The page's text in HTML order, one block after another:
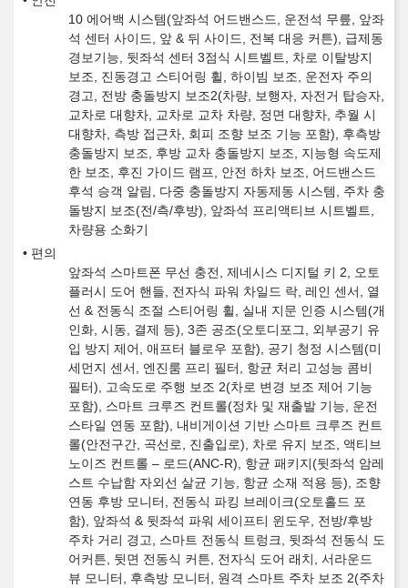
10 에어백 시스템(앞좌석 어드밴스드, 운전석 무릎, 앞좌
석 센터 사이드, 앞 & 뒤 사이드, 전복 대응 커튼), 급제동
경보기능, 뒷좌석 센터 3점식 시트벨트, 차로 이탈방지
보조, 진동경고 스티어링 휠, 하이빔 보조, 운전자 주의
경고, 전방 충돌방지 보조2(차량, 보행자, 자전거 탑승자,
교차로 대향차, 교차로 교차 차량, 정면 대향차, 추월 시
대향차, 측방 접근차, 회피 조향 보조 기능 포함), 후측방
충돌방지 보조, 후방 교차 충돌방지 보조, 지능형 속도제
한 보조, 후진 가이드 램프, 안전 하차 보조, 어드밴스드
후석 승객 알림, 다중 충돌방지 자동제동 시스템, 주차 충
돌방지 보조(전/측/후방), 앞좌석 프리액티브 시트벨트,
차량용 소화기
편의
앞좌석 스마트폰 무선 충전, 제네시스 디지털 키 2, 오토
플러시 도어 핸들, 전자식 파워 차일드 락, 레인 센서, 열
선 & 전동식 조절 스티어링 휠, 실내 지문 인증 시스템(개
인화, 시동, 결제 등), 3존 공조(오토디포그, 외부공기 유
입 방지 제어, 애프터 블로우 포함), 공기 청정 시스템(미
세먼지 센서, 엔진룸 프리 필터, 항균 처리 고성능 콤비
필터), 고속도로 주행 보조 2(차로 변경 보조 제어 기능
포함), 스마트 크루즈 컨트롤(정차 및 재출발 기능, 운전
스타일 연동 포함), 내비게이션 기반 스마트 크루즈 컨트
롤(안전구간, 곡선로, 진출입로), 차로 유지 보조, 액티브
노이즈 컨트롤 – 로드(ANC-R), 항균 패키지(뒷좌석 암레
스트 수납함 자외선 살균 기능, 항균 소재 적용 등), 조향
연동 후방 모니터, 전동식 파킹 브레이크(오토홀드 포
함), 앞좌석 & 뒷좌석 파워 세이프티 윈도우, 전방/후방
주차 거리 경고, 스마트 전동식 트렁크, 뒷좌석 전동식 도
어커튼, 뒷면 전동식 커튼, 전자식 도어 래치, 서라운드
뷰 모니터, 후측방 모니터, 원격 스마트 주차 보조 2(주차